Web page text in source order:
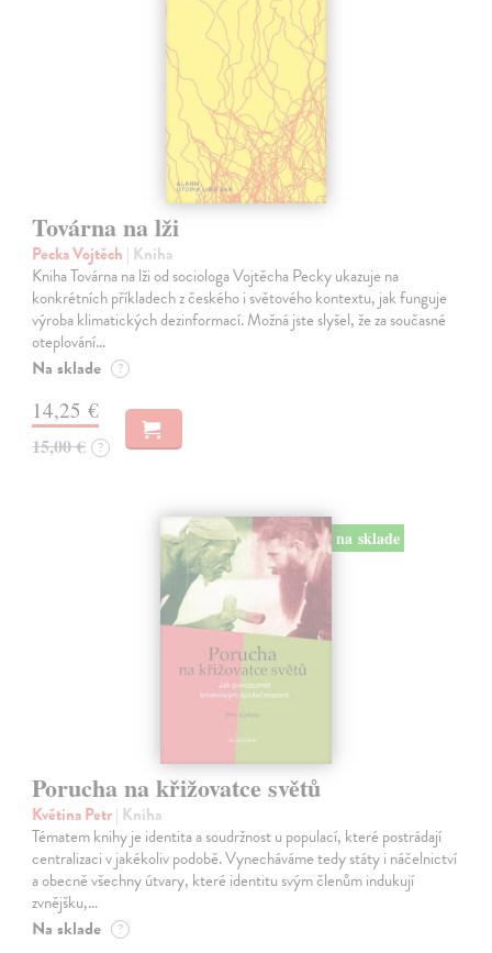
Továrna na lži
Pecka Vojtěch | Kniha
Kniha Továrna na lži od sociologa Vojtěcha Pecky ukazuje na
konkrétních příkladech z českého i světového kontextu, jak funguje
výroba klimatických dezinformací. Možná jste slyšel, že za současné
oteplování…
Na sklade ?
14,25 €
15,00 € ?
na sklade
Porucha na křižovatce světů
Květina Petr| Kniha
Tématem knihy je identita a soudržnost u populací, které postrádají
centralizaci v jakékoliv podobě. Vynecháváme tedy státy i náčelnictví
a obecně všechny útvary, které identitu svým členům indukují
zvnějšku,…
Na sklade ?